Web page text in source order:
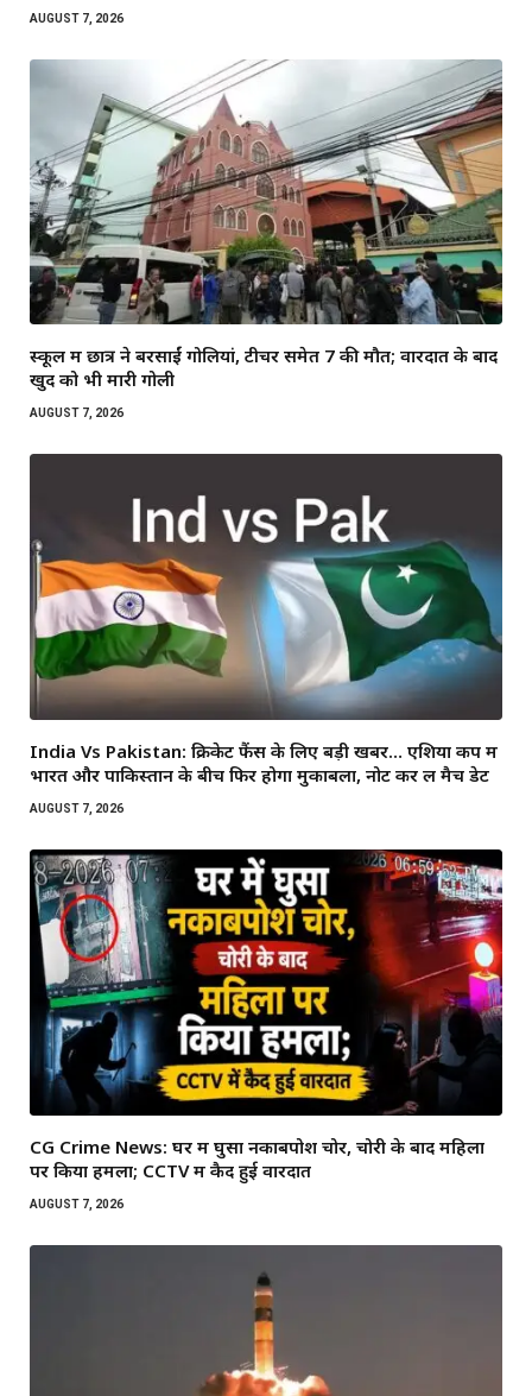
AUGUST 7, 2026
स्कूल में छात्र ने बरसाईं गोलियां, टीचर समेत 7 की मौत; वारदात के बाद
खुद को भी मारी गोली
AUGUST 7, 2026
India Vs Pakistan: क्रिकेट फैंस के लिए बड़ी खबर… एशिया कप में
भारत और पाकिस्तान के बीच फिर होगा मुकाबला, नोट कर लें मैच डेट
AUGUST 7, 2026
CG Crime News: घर में घुसा नकाबपोश चोर, चोरी के बाद महिला
पर किया हमला; CCTV में कैद हुई वारदात
AUGUST 7, 2026